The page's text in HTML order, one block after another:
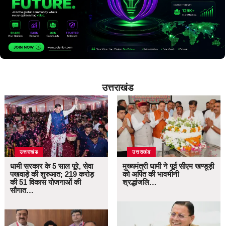
उत्तराखंड
उत्तराखंड
धामी सरकार के 5 साल पूरे, सेवा
पखवाड़े की शुरुआत; 219 करोड़
की 51 विकास योजनाओं की
सौगात…
उत्तराखंड
मुख्यमंत्री धामी ने पूर्व सीएम खण्डूड़ी
को अर्पित की भावभीनी
श्रद्धांजलि…